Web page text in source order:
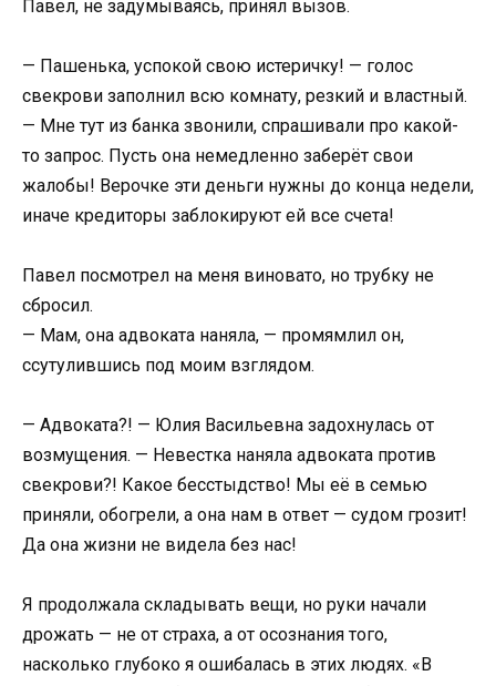
Павел, не задумываясь, принял вызов.
— Пашенька, успокой свою истеричку! — голос
свекрови заполнил всю комнату, резкий и властный.
— Мне тут из банка звонили, спрашивали про какой-
то запрос. Пусть она немедленно заберёт свои
жалобы! Верочке эти деньги нужны до конца недели,
иначе кредиторы заблокируют ей все счета!
Павел посмотрел на меня виновато, но трубку не
сбросил.
— Мам, она адвоката наняла, — промямлил он,
ссутулившись под моим взглядом.
— Адвоката?! — Юлия Васильевна задохнулась от
возмущения. — Невестка наняла адвоката против
свекрови?! Какое бесстыдство! Мы её в семью
приняли, обогрели, а она нам в ответ — судом грозит!
Да она жизни не видела без нас!
Я продолжала складывать вещи, но руки начали
дрожать — не от страха, а от осознания того,
насколько глубоко я ошибалась в этих людях. «В